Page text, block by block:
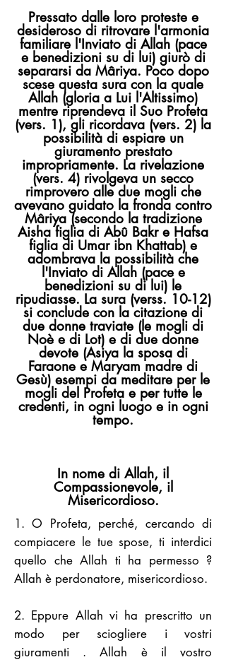
Pressato dalle loro proteste e
desideroso di ritrovare l'armonia
familiare l'Inviato di Allah (pace
e benedizioni su di lui) giurò di
separarsi da Mâriya. Poco dopo
scese questa sura con la quale
Allah (gloria a Lui l'Altissimo)
mentre riprendeva il Suo Profeta
(vers. 1), gli ricordava (vers. 2) la
possibilità di espiare un
giuramento prestato
impropriamente. La rivelazione
(vers. 4) rivolgeva un secco
rimprovero alle due mogli che
avevano guidato la fronda contro
Mâriya (secondo la tradizione
Aisha figlia di Abû Bakr e Hafsa
figlia di Umar ibn Khattab) e
adombrava la possibilità che
l'Inviato di Allah (pace e
benedizioni su di lui) le
ripudiasse. La sura (verss. 10-12)
si conclude con la citazione di
due donne traviate (le mogli di
Noè e di Lot) e di due donne
devote (Asiya la sposa di
Faraone e Maryam madre di
Gesù) esempi da meditare per le
mogli del Profeta e per tutte le
credenti, in ogni luogo e in ogni
tempo.
In nome di Allah, il
Compassionevole, il
Misericordioso.
1. O Profeta, perché, cercando di
compiacere le tue spose, ti interdici
quello che Allah ti ha permesso ?
Allah è perdonatore, misericordioso.
2. Eppure Allah vi ha prescritto un
modo per sciogliere i vostri
giuramenti . Allah è il vostro